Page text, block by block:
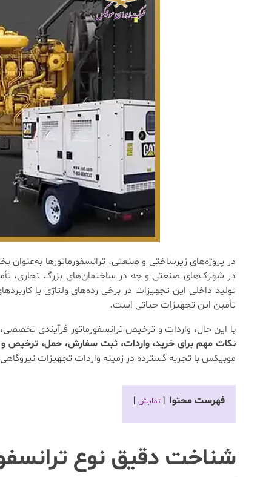
در پروژه‌های زیرساختی و صنعتی، ترانسفورماتورها
در شهرک‌های صنعتی و چه در ساختمان‌های بزرگ تجاری،
تولید داخلی این تجهیزات در برخی رده‌های ولتاژی یا
تأمین این تجهیزات حیاتی است.
با این حال، واردات و ترخیص ترانسفورماتور فرآیندی
نکات مهم برای خرید، واردات، ثبت سفارش، حمل، ترخیص و
موبیکس با تجربه گسترده در زمینه واردات تجهیزات
فهرست محتوا نمایش
شناخت دقیق نوع